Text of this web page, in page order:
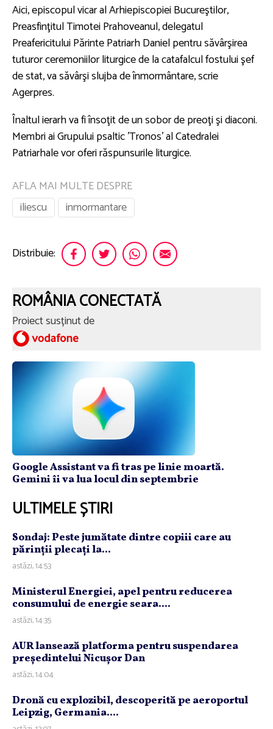
Aici, episcopul vicar al Arhiepiscopiei Bucureştilor,
Preasfinţitul Timotei Prahoveanul, delegatul
Preafericitului Părinte Patriarh Daniel pentru săvârşirea
tuturor ceremoniilor liturgice de la catafalcul fostului şef
de stat, va săvârşi slujba de înmormântare, scrie
Agerpres.
Înaltul ierarh va fi însoţit de un sobor de preoţi şi diaconi.
Membri ai Grupului psaltic 'Tronos' al Catedralei
Patriarhale vor oferi răspunsurile liturgice.
AFLA MAI MULTE DESPRE
iliescu
inmormantare
Distribuie:
ROMÂNIA CONECTATĂ
Proiect susținut de
Google Assistant va fi tras pe linie moartă.
Gemini îi va lua locul din septembrie
ULTIMELE ȘTIRI
Sondaj: Peste jumătate dintre copiii care au
părinţii plecaţi la...
astăzi, 14:53
Ministerul Energiei, apel pentru reducerea
consumului de energie seara....
astăzi, 14:35
AUR lansează platforma pentru suspendarea
preşedintelui Nicuşor Dan
astăzi, 14:04
Dronă cu explozibil, descoperită pe aeroportul
Leipzig, Germania....